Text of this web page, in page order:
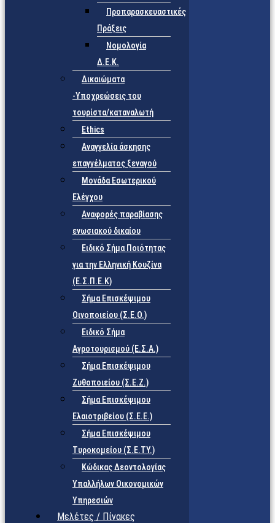
Προπαρασκευαστικές
Πράξεις
Νομολογία
Δ.Ε.Κ.
Δικαιώματα
-Υποχρεώσεις του
τουρίστα/καταναλωτή
Ethics
Αναγγελία άσκησης
επαγγέλματος ξεναγού
Μονάδα Εσωτερικού
Ελέγχου
Αναφορές παραβίασης
ενωσιακού δικαίου
Ειδικό Σήμα Ποιότητας
για την Ελληνική Κουζίνα
(Ε.Σ.Π.Ε.Κ)
Σήμα Επισκέψιμου
Οινοποιείου (Σ.Ε.Ο.)
Ειδικό Σήμα
Αγροτουρισμού (Ε.Σ.Α.)
Σήμα Επισκέψιμου
Ζυθοποιείου (Σ.Ε.Ζ.)
Σήμα Επισκέψιμου
Ελαιοτριβείου (Σ.Ε.Ε.)
Σήμα Επισκέψιμου
Τυροκομείου (Σ.Ε.TY.)
Κώδικας Δεοντολογίας
Υπαλλήλων Οικονομικών
Υπηρεσιών
Μελέτες / Πίνακες